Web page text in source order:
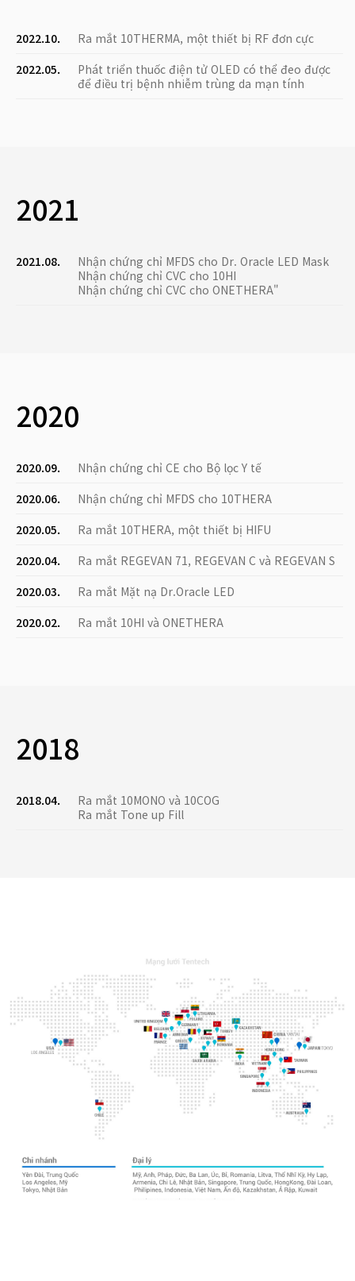
2022.10.
Ra mắt 10THERMA, một thiết bị RF đơn cực
2022.05.
Phát triển thuốc điện tử OLED có thể đeo được
để điều trị bệnh nhiễm trùng da mạn tính
2021
2021.08.
Nhận chứng chỉ MFDS cho Dr. Oracle LED Mask
Nhận chứng chỉ CVC cho 10HI
Nhận chứng chỉ CVC cho ONETHERA"
2020
2020.09.
Nhận chứng chỉ CE cho Bộ lọc Y tế
2020.06.
Nhận chứng chỉ MFDS cho 10THERA
2020.05.
Ra mắt 10THERA, một thiết bị HIFU
2020.04.
Ra mắt REGEVAN 71, REGEVAN C và REGEVAN S
2020.03.
Ra mắt Mặt nạ Dr.Oracle LED
2020.02.
Ra mắt 10HI và ONETHERA
2018
2018.04.
Ra mắt 10MONO và 10COG
Ra mắt Tone up Fill